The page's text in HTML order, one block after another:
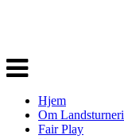
Veksle
navigasjon
Hjem
Om
Fair Play